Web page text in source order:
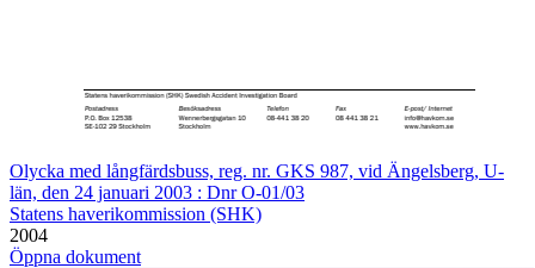
Olycka med långfärdsbuss, reg. nr. GKS 987, vid Ängelsberg, U-
län, den 24 januari 2003 : Dnr O-01/03
Statens haverikommission (SHK)
2004
Öppna dokument